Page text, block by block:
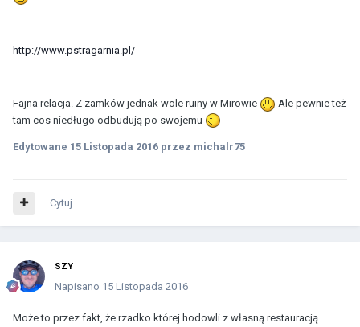
http://www.pstragarnia.pl/
Fajna relacja. Z zamków jednak wole ruiny w Mirowie
Ale pewnie też
tam cos niedługo odbudują po swojemu
Edytowane 15 Listopada 2016 przez michalr75
Cytuj
SZY
Napisano 15 Listopada 2016
Może to przez fakt, że rzadko której hodowli z własną restauracją